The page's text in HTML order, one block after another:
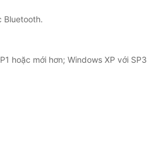
Bluetooth.
hoặc mới hơn; Windows XP với